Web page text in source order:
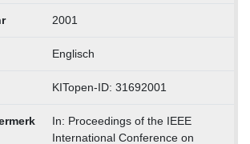
2001
Englisch
KITopen-ID: 31692001
In: Proceedings of the IEEE
International Conference on